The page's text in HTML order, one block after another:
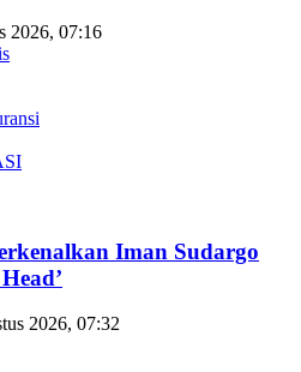
2026, 07:16
Iman Sudargo
2026, 07:32